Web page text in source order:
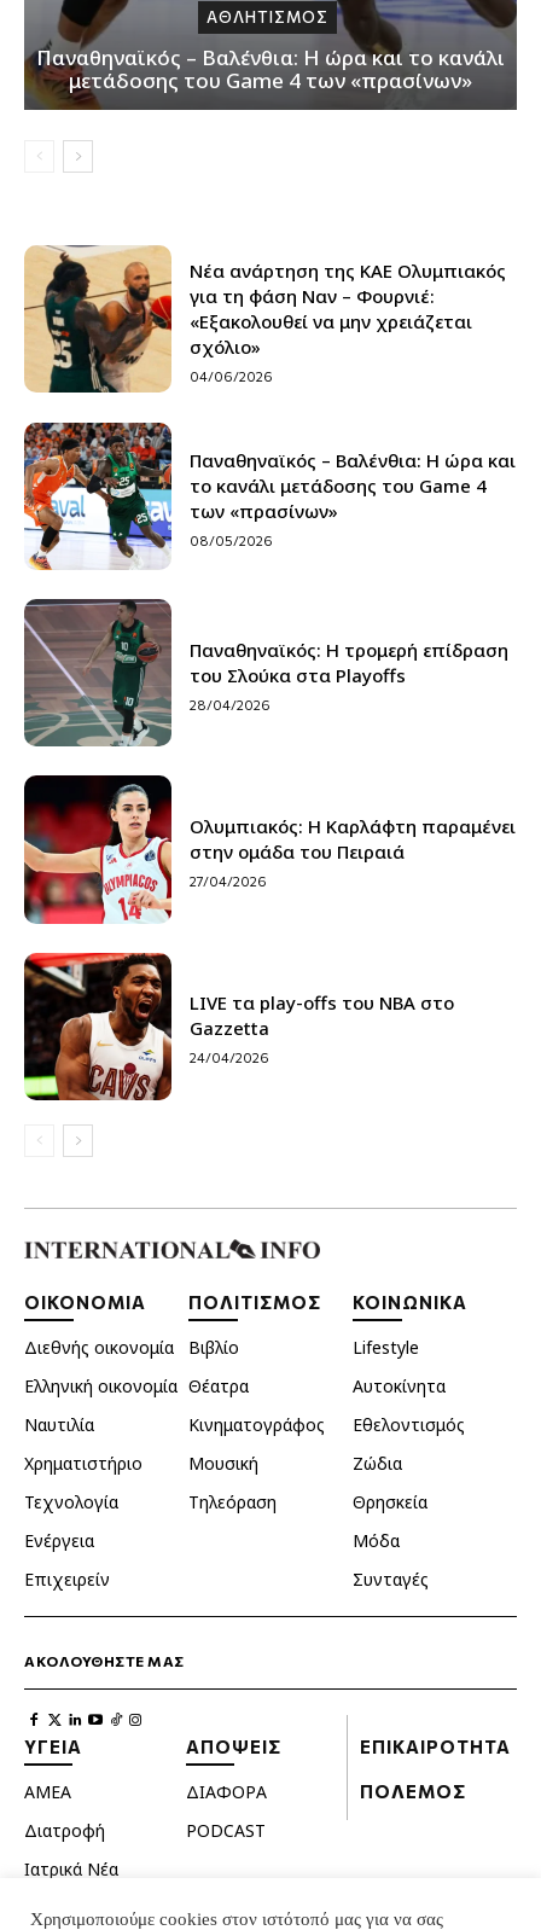
ΑΘΛΗΤΙΣΜΟΣ
Παναθηναϊκός – Βαλένθια: Η ώρα και το κανάλι
μετάδοσης του Game 4 των «πρασίνων»
Νέα ανάρτηση της ΚΑΕ Ολυμπιακός
για τη φάση Ναν – Φουρνιέ:
«Εξακολουθεί να μην χρειάζεται
σχόλιο»
04/06/2026
Παναθηναϊκός – Βαλένθια: Η ώρα και
το κανάλι μετάδοσης του Game 4
των «πρασίνων»
08/05/2026
Παναθηναϊκός: Η τρομερή επίδραση
του Σλούκα στα Playoffs
28/04/2026
Ολυμπιακός: Η Καρλάφτη παραμένει
στην ομάδα του Πειραιά
27/04/2026
LIVE τα play-offs του NBA στο
Gazzetta
24/04/2026
ΟΙΚΟΝΟΜΙΑ
Διεθνής οικονομία
Ελληνική οικονομία
Ναυτιλία
Χρηματιστήριο
Τεχνολογία
Ενέργεια
Επιχειρείν
ΠΟΛΙΤΙΣΜΟΣ
Βιβλίο
Θέατρα
Κινηματογράφος
Μουσική
Τηλεόραση
ΚΟΙΝΩΝΙΚΑ
Lifestyle
Αυτοκίνητα
Εθελοντισμός
Ζώδια
Θρησκεία
Μόδα
Συνταγές
ΑΚΟΛΟΥΘΗΣΤΕ ΜΑΣ
ΥΓΕΙΑ
ΑΜΕΑ
Διατροφή
Ιατρικά Νέα
Κατοικίδια
ΑΠΟΨΕΙΣ
ΔΙΑΦΟΡΑ
PODCAST
ΕΠΙΚΑΙΡΟΤΗΤΑ
ΠΟΛΕΜΟΣ
Χρησιμοποιούμε cookies στον ιστότοπό μας για να σας